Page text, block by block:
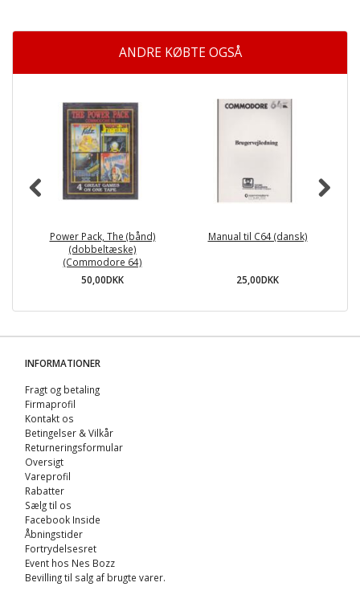
ANDRE KØBTE OGSÅ
Power Pack, The (bånd)
(dobbeltæske)
(Commodore 64)
50,00DKK
Manual til C64 (dansk)
25,00DKK
INFORMATIONER
Fragt og betaling
Firmaprofil
Kontakt os
Betingelser & Vilkår
Returneringsformular
Oversigt
Vareprofil
Rabatter
Sælg til os
Facebook Inside
Åbningstider
Fortrydelsesret
Event hos Nes Bozz
Bevilling til salg af brugte varer.